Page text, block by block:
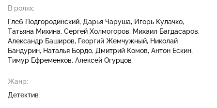
В ролях:
Глеб Подгородинский Дарья Чаруша
Игорь Кулачко
Татьяна Михина Сергей Холмогоров
Михаил Багдасаров
Александр Баширов
Георгий Жемчужный Николай
Бандурин Наталья Бордо Дмитрий Комов Антон Ескин
Тимур Ефременков Алексей Огурцов
Жанр:
Детектив